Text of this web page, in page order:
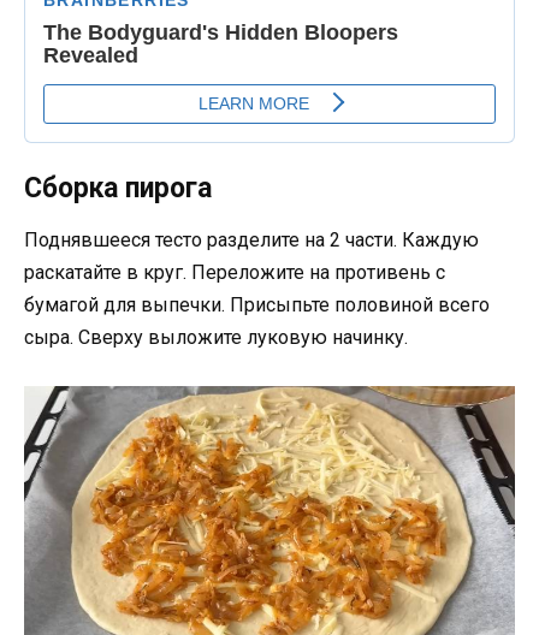
Сборка пирога
Поднявшееся тесто разделите на 2 части. Каждую
раскатайте в круг. Переложите на противень с
бумагой для выпечки. Присыпьте половиной всего
сыра. Сверху выложите луковую начинку.